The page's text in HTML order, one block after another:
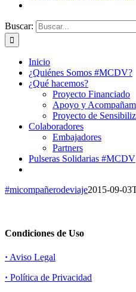
Buscar:
Inicio
¿Quiénes Somos #MCDV?
¿Qué hacemos?
Proyecto Financiado
Apoyo y
Proyecto de
Colaboradores
Embajadores
Partners
Pulseras Solidarias #MCDV
#micompañerodeviaje2015-09-
Condiciones de Uso
· Aviso Legal
· Política de Privacidad